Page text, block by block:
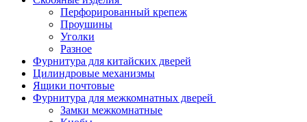
Перфорированный крепеж
Проушины
Уголки
Разное
Фурнитура для китайских дверей
Цилиндровые механизмы
Ящики почтовые
Фурнитура для межкомнатных дверей
Замки межкомнатные